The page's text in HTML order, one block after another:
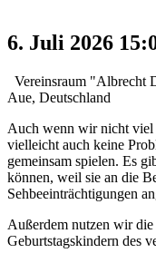
6. Juli 2026
Vereinsraum "Albrecht
Aue, Deutschland
Auch wenn wir nicht viel
vielleicht auch keine
gemeinsam spielen. Es
können, weil sie an die
Sehbeeinträchtigungen
Außerdem nutzen wir
Geburtstagskindern des